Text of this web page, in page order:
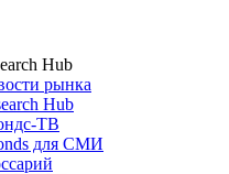
Hub
рынка
Hub
ТВ
для СМИ